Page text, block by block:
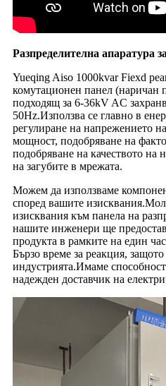
Разпределителна апаратура
Yueqing Aiso 1000kvar Fiexd
комутационен панел (наричан
подходящ за 6-36kV AC
50Hz.Използва се главно в
регулиране на напрежението
мощност, подобряване на
подобряване на качеството на
на загубите в мрежата.
Можем да използваме
според вашите
изисквания към панела на
нашите инженери ще
продукта в рамките на един
Бързо време за реакция,
индустрията.Имаме
надежден доставчик на